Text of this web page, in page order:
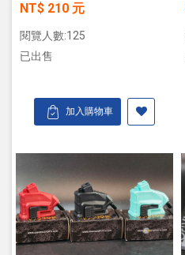
NT$ 210 元
閱覽人數:125
已出售
加入購物車